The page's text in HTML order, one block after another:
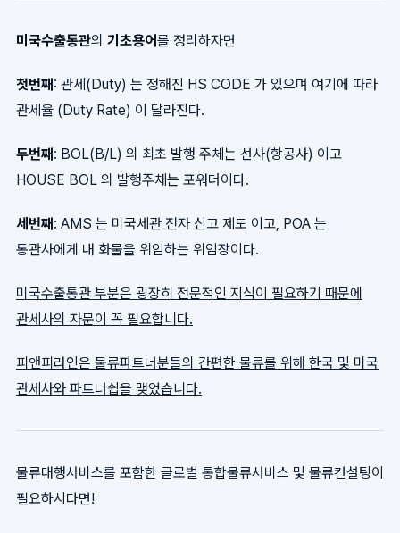
미국수출통관의 기초용어를 정리하자면
첫번째: 관세(Duty) 는 정해진 HS CODE 가 있으며 여기에 따라
관세율 (Duty Rate) 이 달라진다.
두번째: BOL(B/L) 의 최초 발행 주체는 선사(항공사) 이고
HOUSE BOL 의 발행주체는 포워더이다.
세번째: AMS 는 미국세관 전자 신고 제도 이고, POA 는
통관사에게 내 화물을 위임하는 위임장이다.
미국수출통관 부분은 굉장히 전문적인 지식이 필요하기 때문에
관세사의 자문이 꼭 필요합니다.
피앤피라인은 물류파트너분들의 간편한 물류를 위해 한국 및 미국
관세사와 파트너쉽을 맺었습니다.
물류대행서비스를 포함한 글로벌 통합물류서비스 및 물류컨설팅이
필요하시다면!